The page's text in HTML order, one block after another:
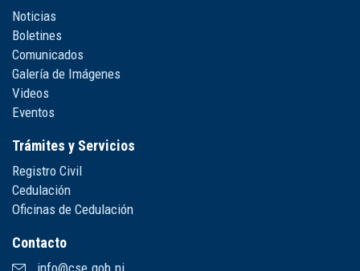
Noticias
Boletines
Comunicados
Galería de Imágenes
Videos
Eventos
Trámites y Servicios
Registro Civil
Cedulación
Oficinas de Cedulación
Contacto
info@cse.gob.ni